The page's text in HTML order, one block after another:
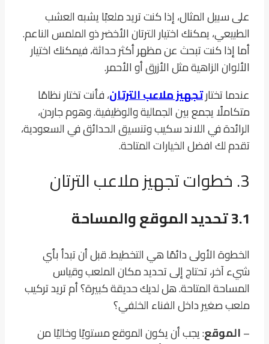
على سبيل المثال، إذا كنت تريد ملعبًا يشبه العشب
الطبيعي، يمكنك اختيار الترتان الأخضر ذو الملمس الناعم.
أما إذا كنت تبحث عن مظهر أكثر حداثة، فيمكنك اختيار
الألوان الزاهية مثل الأزرق أو الأحمر.
عندما تختارتجهيز ملاعب الترتان، فأنت تختار نظامًا
متكاملًا يجمع بين الجمالية والوظيفية. وهوم جاردن،
الرائدة في اللاند سكيب وتنسيق الحدائق في السعودية،
تقدم لك افضل الخيارات المتاحة.
3. خطوات تجهيز ملاعب الترتان
3.1 تحديد الموقع والمساحة
الخطوة الأولى دائمًا هي التخطيط. قبل أن تبدأ بأي
شيء آخر، تحتاج إلى تحديد مكان الملعب وقياس
المساحة المتاحة. هل لديك حديقة كبيرة؟ أم تريد تركيب
ملعب صغير داخل الفناء الخلفي؟
–الموقع: يجب أن يكون الموقع مستويًا وخاليًا من